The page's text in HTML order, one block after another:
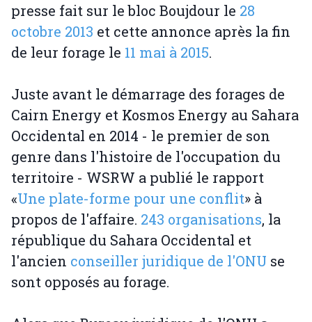
presse fait sur le bloc Boujdour le 28
octobre 2013 et cette annonce après la fin
de leur forage le 11 mai à 2015.
Juste avant le démarrage des forages de
Cairn Energy et Kosmos Energy au Sahara
Occidental en 2014 - le premier de son
genre dans l'histoire de l'occupation du
territoire - WSRW a publié le rapport
«Une plate-forme pour une conflit» à
propos de l'affaire. 243 organisations, la
république du Sahara Occidental et
l'ancien conseiller juridique de l'ONU se
sont opposés au forage.